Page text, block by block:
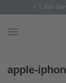
content
✓ 1 Jahr
apple-